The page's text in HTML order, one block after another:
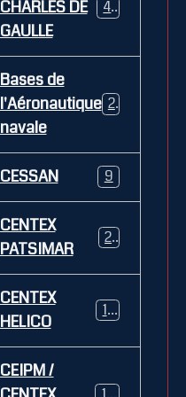
CHARLES DE
GAULLE
469
Bases de
l'Aéronautique
navale
269
CESSAN 9
CENTEX
PATSIMAR
21
CENTEX
HELICO
14
CEIPM /